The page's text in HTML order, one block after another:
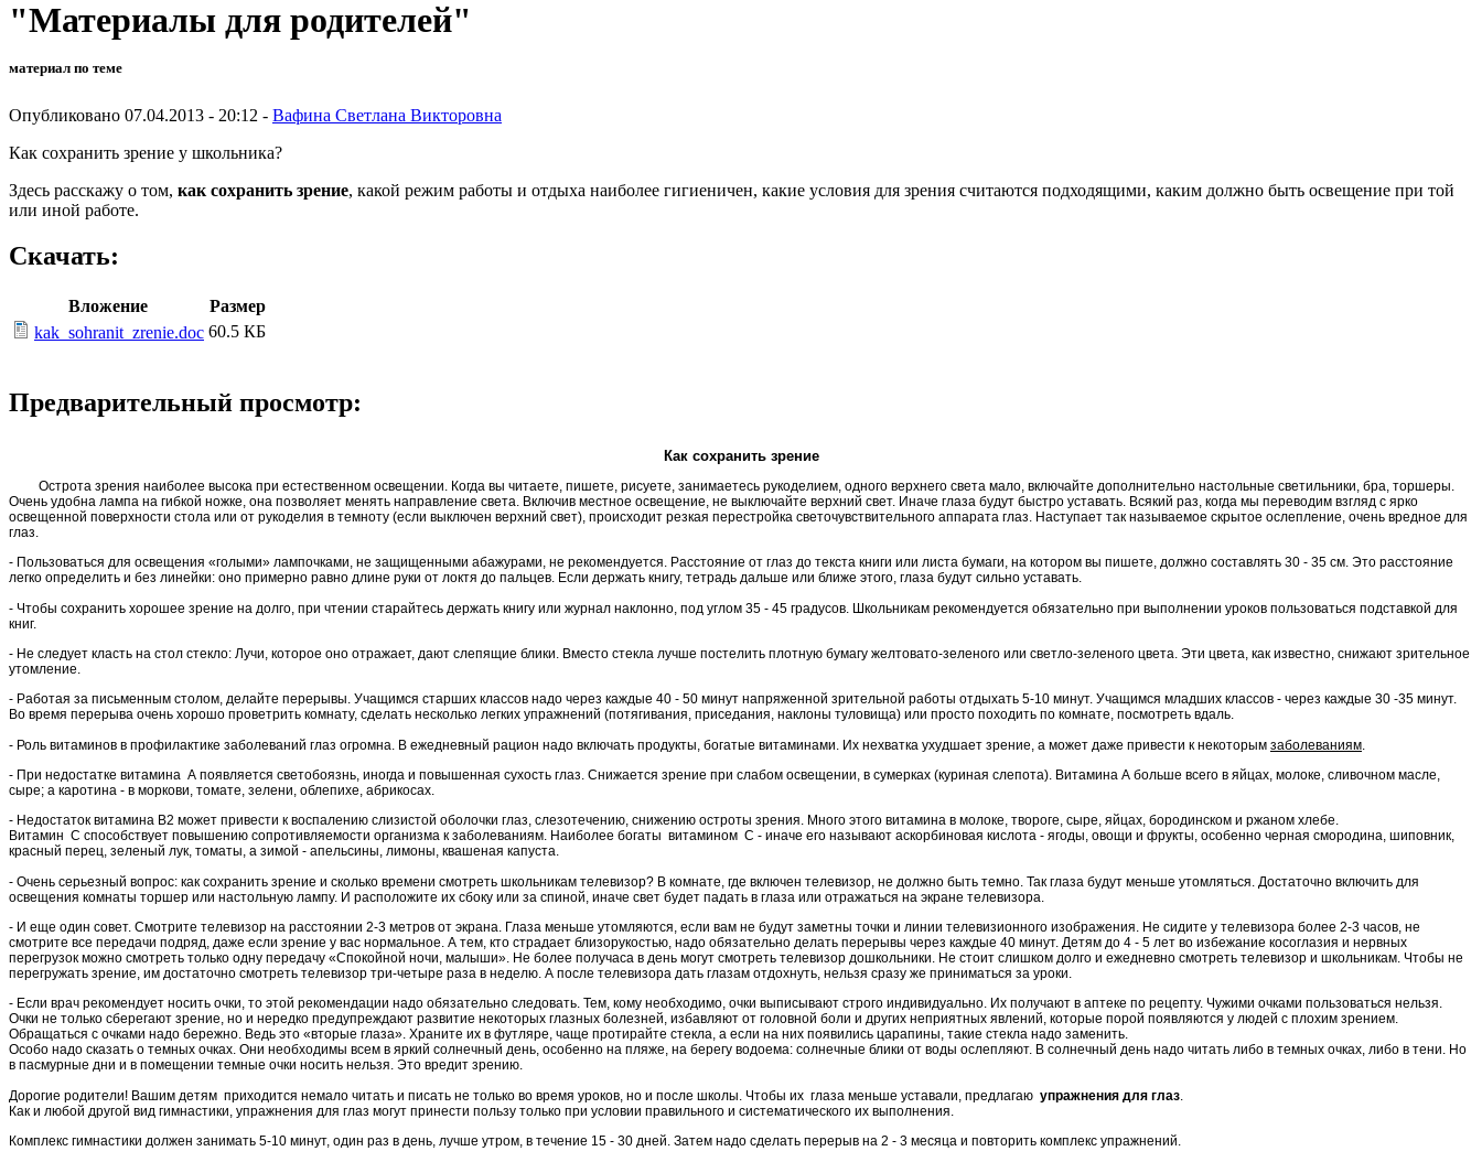
"Материалы для родителей"
материал по теме
Опубликовано 07.04.2013 - 20:12 - Вафина Светлана Викторовна
Как сохранить зрение у школьника?
Здесь расскажу о том, как сохранить зрение, какой режим работы и отдыха наиболее гигиеничен, какие условия для зрения считаются подходящими, каким должно быть освещение при той
или иной работе.
Скачать:
Вложение
Размер
kak_sohranit_zrenie.doc 60.5 КБ
Предварительный просмотр:
Как сохранить зрение
Острота зрения наиболее высока при естественном освещении. Когда вы читаете, пишете, рисуете, занимаетесь рукоделием, одного верхнего света мало, включайте дополнительно настольные светильники, бра, торшеры.
Очень удобна лампа на гибкой ножке, она позволяет менять направление света. Включив местное освещение, не выключайте верхний свет. Иначе глаза будут быстро уставать. Всякий раз, когда мы переводим взгляд с ярко
освещенной поверхности стола или от рукоделия в темноту (если выключен верхний свет), происходит резкая перестройка светочувствительного аппарата глаз. Наступает так называемое скрытое ослепление, очень вредное для
глаз.
- Пользоваться для освещения «голыми» лампочками, не защищенными абажурами, не рекомендуется. Расстояние от глаз до текста книги или листа бумаги, на котором вы пишете, должно составлять 30 - 35 см. Это расстояние
легко определить и без линейки: оно примерно равно длине руки от локтя до пальцев. Если держать книгу, тетрадь дальше или ближе этого, глаза будут сильно уставать.
- Чтобы сохранить хорошее зрение на долго, при чтении старайтесь держать книгу или журнал наклонно, под углом 35 - 45 градусов. Школьникам рекомендуется обязательно при выполнении уроков пользоваться подставкой для
книг.
- Не следует класть на стол стекло: Лучи, которое оно отражает, дают слепящие блики. Вместо стекла лучше постелить плотную бумагу желтовато-зеленого или светло-зеленого цвета. Эти цвета, как известно, снижают зрительное
утомление.
- Работая за письменным столом, делайте перерывы. Учащимся старших классов надо через каждые 40 - 50 минут напряженной зрительной работы отдыхать 5-10 минут. Учащимся младших классов - через каждые 30 -35 минут.
Во время перерыва очень хорошо проветрить комнату, сделать несколько легких упражнений (потягивания, приседания, наклоны туловища) или просто походить по комнате, посмотреть вдаль.
- Роль витаминов в профилактике заболеваний глаз огромна. В ежедневный рацион надо включать продукты, богатые витаминами. Их нехватка ухудшает зрение, а может даже привести к некоторым заболеваниям
- При недостатке витамина А появляется светобоязнь, иногда и повышенная сухость глаз. Снижается зрение при слабом освещении, в сумерках (куриная слепота). Витамина А больше всего в яйцах, молоке, сливочном масле,
сыре; а каротина - в моркови, томате, зелени, облепихе, абрикосах.
- Недостаток витамина В2 может привести к воспалению слизистой оболочки глаз, слезотечению, снижению остроты зрения. Много этого витамина в молоке, твороге, сыре, яйцах, бородинском и ржаном хлебе.
Витамин С способствует повышению сопротивляемости организма к заболеваниям. Наиболее богаты витамином С - иначе его называют аскорбиновая кислота - ягоды, овощи и фрукты, особенно черная смородина, шиповник,
красный перец, зеленый лук, томаты, а зимой - апельсины, лимоны, квашеная капуста.
- Очень серьезный вопрос: как сохранить зрение и сколько времени смотреть школьникам телевизор? В комнате, где включен телевизор, не должно быть темно. Так глаза будут меньше утомляться. Достаточно включить для
освещения комнаты торшер или настольную лампу. И расположите их сбоку или за спиной, иначе свет будет падать в глаза или отражаться на экране телевизора.
- И еще один совет. Смотрите телевизор на расстоянии 2-3 метров от экрана. Глаза меньше утомляются, если вам не будут заметны точки и линии телевизионного изображения. Не сидите у телевизора более 2-3 часов, не
смотрите все передачи подряд, даже если зрение у вас нормальное. А тем, кто страдает близорукостью, надо обязательно делать перерывы через каждые 40 минут. Детям до 4 - 5 лет во избежание косоглазия и нервных
перегрузок можно смотреть только одну передачу «Спокойной ночи, малыши». Не более получаса в день могут смотреть телевизор дошкольники. Не стоит слишком долго и ежедневно смотреть телевизор и школьникам. Чтобы не
перегружать зрение, им достаточно смотреть телевизор три-четыре раза в неделю. А после телевизора дать глазам отдохнуть, нельзя сразу же приниматься за уроки.
- Если врач рекомендует носить очки, то этой рекомендации надо обязательно следовать. Тем, кому необходимо, очки выписывают строго индивидуально. Их получают в аптеке по рецепту. Чужими очками пользоваться нельзя.
Очки не только сберегают зрение, но и нередко предупреждают развитие некоторых глазных болезней, избавляют от головной боли и других неприятных явлений, которые порой появляются у людей с плохим зрением.
Обращаться с очками надо бережно. Ведь это «вторые глаза». Храните их в футляре, чаще протирайте стекла, а если на них появились царапины, такие стекла надо заменить.
Особо надо сказать о темных очках. Они необходимы всем в яркий солнечный день, особенно на пляже, на берегу водоема: солнечные блики от воды ослепляют. В солнечный день надо читать либо в темных очках, либо в тени. Но
в пасмурные дни и в помещении темные очки носить нельзя. Это вредит зрению.
Дорогие родители! Вашим детям приходится немало читать и писать не только во время уроков, но и после школы. Чтобы их глаза меньше уставали, предлагаю упражнения для глаз
Как и любой другой вид гимнастики, упражнения для глаз могут принести пользу только при условии правильного и систематического их выполнения.
Комплекс гимнастики должен занимать 5-10 минут, один раз в день, лучше утром, в течение 15 - 30 дней. Затем надо сделать перерыв на 2 - 3 месяца и повторить комплекс упражнений.